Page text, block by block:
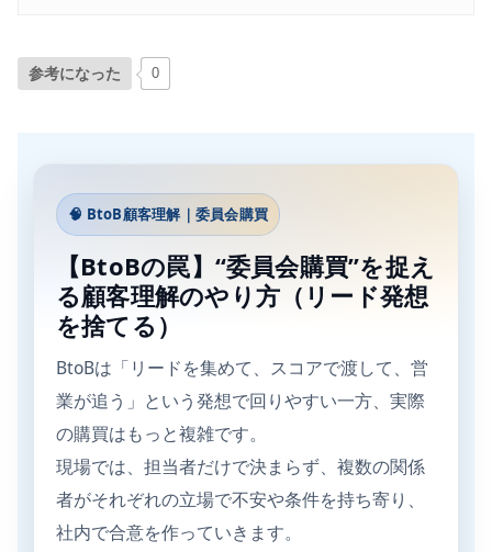
参考になった 0
🧠 BtoB顧客理解｜委員会購買
【BtoBの罠】“委員会購買”を捉え
る顧客理解のやり方（リード発想
を捨てる）
BtoBは「リードを集めて、スコアで渡して、営
業が追う」という発想で回りやすい一方、実際
の購買はもっと複雑です。
現場では、担当者だけで決まらず、複数の関係
者がそれぞれの立場で不安や条件を持ち寄り、
社内で合意を作っていきます。